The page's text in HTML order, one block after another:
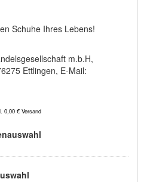
Schuhe Ihres Lebens!
m.b.H,
Ettlingen, E-Mail:
0,00 € Versand